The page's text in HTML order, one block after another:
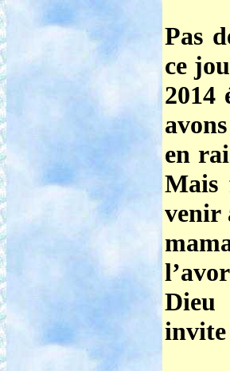
Pas
ce
2014
en
Mais
venir
Dieu
invite